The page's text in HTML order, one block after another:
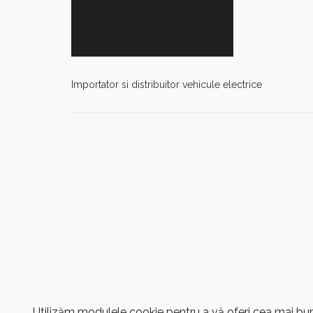
Importator si distribuitor vehicule electrice